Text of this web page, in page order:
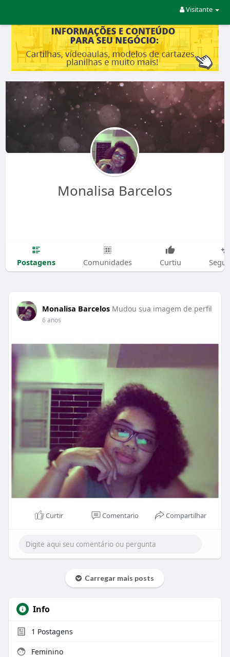
Visitante
Monalisa Barcelos
Postagens Comunidades Curtiu
Monalisa Barcelos Mudou sua imagem de perfil
6 anos
Curtir Comentario Compartilhar
Carregar mais posts
Info
1 Postagens
Feminino